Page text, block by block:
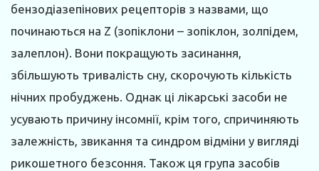
бензодіазепінових рецепторів з назвами, що
починаються на Z (зопіклони – зопіклон, золпідем,
залеплон). Вони покращують засинання,
збільшують тривалість сну, скорочують кількість
нічних пробуджень. Однак ці лікарські засоби не
усувають причину інсомнії, крім того, спричиняють
залежність, звикання та синдром відміни у вигляді
рикошетного безсоння. Також ця група засобів